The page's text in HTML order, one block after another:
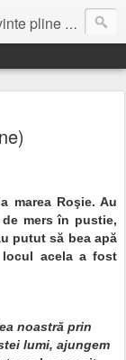
incurajare, pentru fiecare zi...
marea Roşie. Au
mers în pustie,
putut să bea apă
locul acela a fost
noastră prin
lumi, ajungem